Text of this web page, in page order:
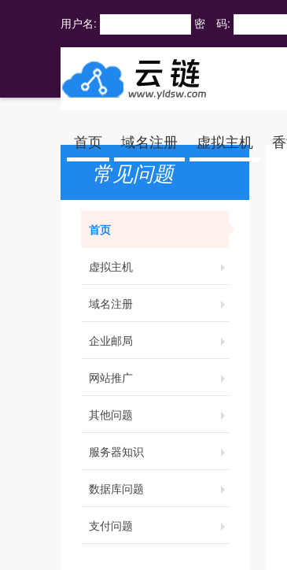
用户名: 密 码:
首页 域名注册 虚拟主机
常见问题
首页
虚拟主机
域名注册
企业邮局
网站推广
其他问题
服务器知识
数据库问题
支付问题